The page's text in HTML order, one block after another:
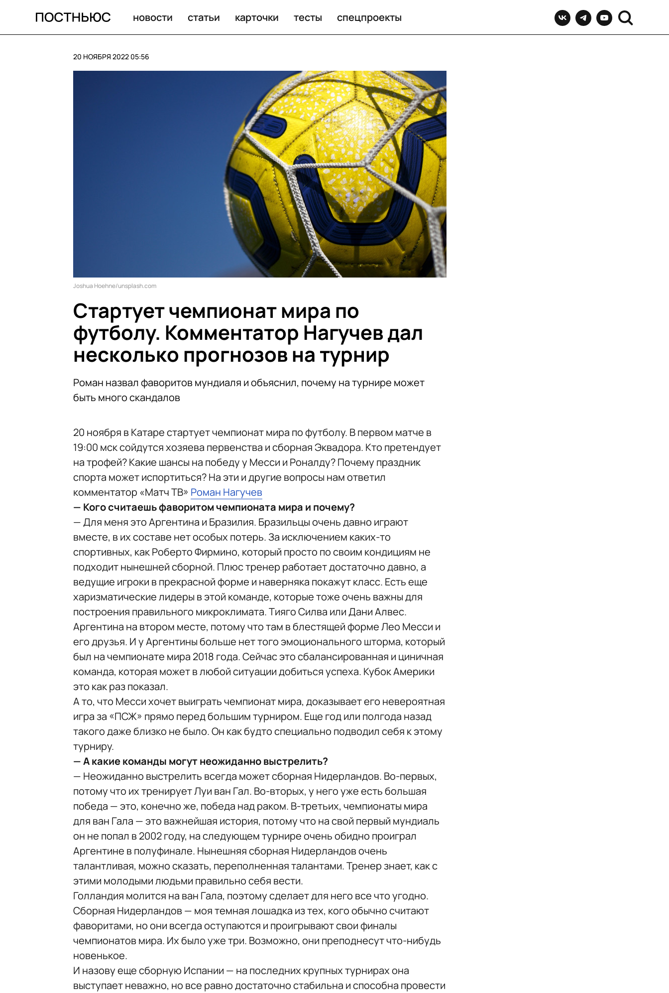
новости статьи карточки тесты спецпроекты
20 НОЯБРЯ 2022 05:56
Joshua Hoehne/unsplash.com
Стартует чемпионат мира по
футболу. Комментатор Нагучев дал
несколько прогнозов на турнир
Роман назвал фаворитов мундиаля и объяснил, почему на турнире может
быть много скандалов
20 ноября в Катаре стартует чемпионат мира по футболу. В первом матче в
19:00 мск сойдутся хозяева первенства и сборная Эквадора. Кто претендует
на трофей? Какие шансы на победу у Месси и Роналду? Почему праздник
спорта может испортиться? На эти и другие вопросы нам ответил
комментатор «Матч ТВ» Роман Нагучев
— Кого считаешь фаворитом чемпионата мира и почему?
— Для меня это Аргентина и Бразилия. Бразильцы очень давно играют
вместе, в их составе нет особых потерь. За исключением каких-то
спортивных, как Роберто Фирмино, который просто по своим кондициям не
подходит нынешней сборной. Плюс тренер работает достаточно давно, а
ведущие игроки в прекрасной форме и наверняка покажут класс. Есть еще
харизматические лидеры в этой команде, которые тоже очень важны для
построения правильного микроклимата. Тияго Силва или Дани Алвес.
Аргентина на втором месте, потому что там в блестящей форме Лео Месси и
его друзья. И у Аргентины больше нет того эмоционального шторма, который
был на чемпионате мира 2018 года. Сейчас это сбалансированная и циничная
команда, которая может в любой ситуации добиться успеха. Кубок Америки
это как раз показал.
А то, что Месси хочет выиграть чемпионат мира, доказывает его невероятная
игра за «ПСЖ» прямо перед большим турниром. Еще год или полгода назад
такого даже близко не было. Он как будто специально подводил себя к этому
турниру.
— А какие команды могут неожиданно выстрелить?
— Неожиданно выстрелить всегда может сборная Нидерландов. Во-первых,
потому что их тренирует Луи ван Гал. Во-вторых, у него уже есть большая
победа — это, конечно же, победа над раком. В-третьих, чемпионаты мира
для ван Гала — это важнейшая история, потому что на свой первый мундиаль
он не попал в 2002 году, на следующем турнире очень обидно проиграл
Аргентине в полуфинале. Нынешняя сборная Нидерландов очень
талантливая, можно сказать, переполненная талантами. Тренер знает, как с
этими молодыми людьми правильно себя вести.
Голландия молится на ван Гала, поэтому сделает для него все что угодно.
Сборная Нидерландов — моя темная лошадка из тех, кого обычно считают
фаворитами, но они всегда оступаются и проигрывают свои финалы
чемпионатов мира. Их было уже три. Возможно, они преподнесут что-нибудь
новенькое.
И назову еще сборную Испании — на последних крупных турнирах она
выступает неважно, но все равно достаточно стабильна и способна провести